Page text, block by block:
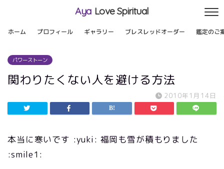
Aya Love Spiritual
ホーム プロフィール ギャラリー ブレスレッドオーダー 鑑定のご
パワーストーン
関わりたくない人を避ける方法
2010年1月14日
本当に寒いです :yuki: 福岡も雪が積もりました
:smile1: